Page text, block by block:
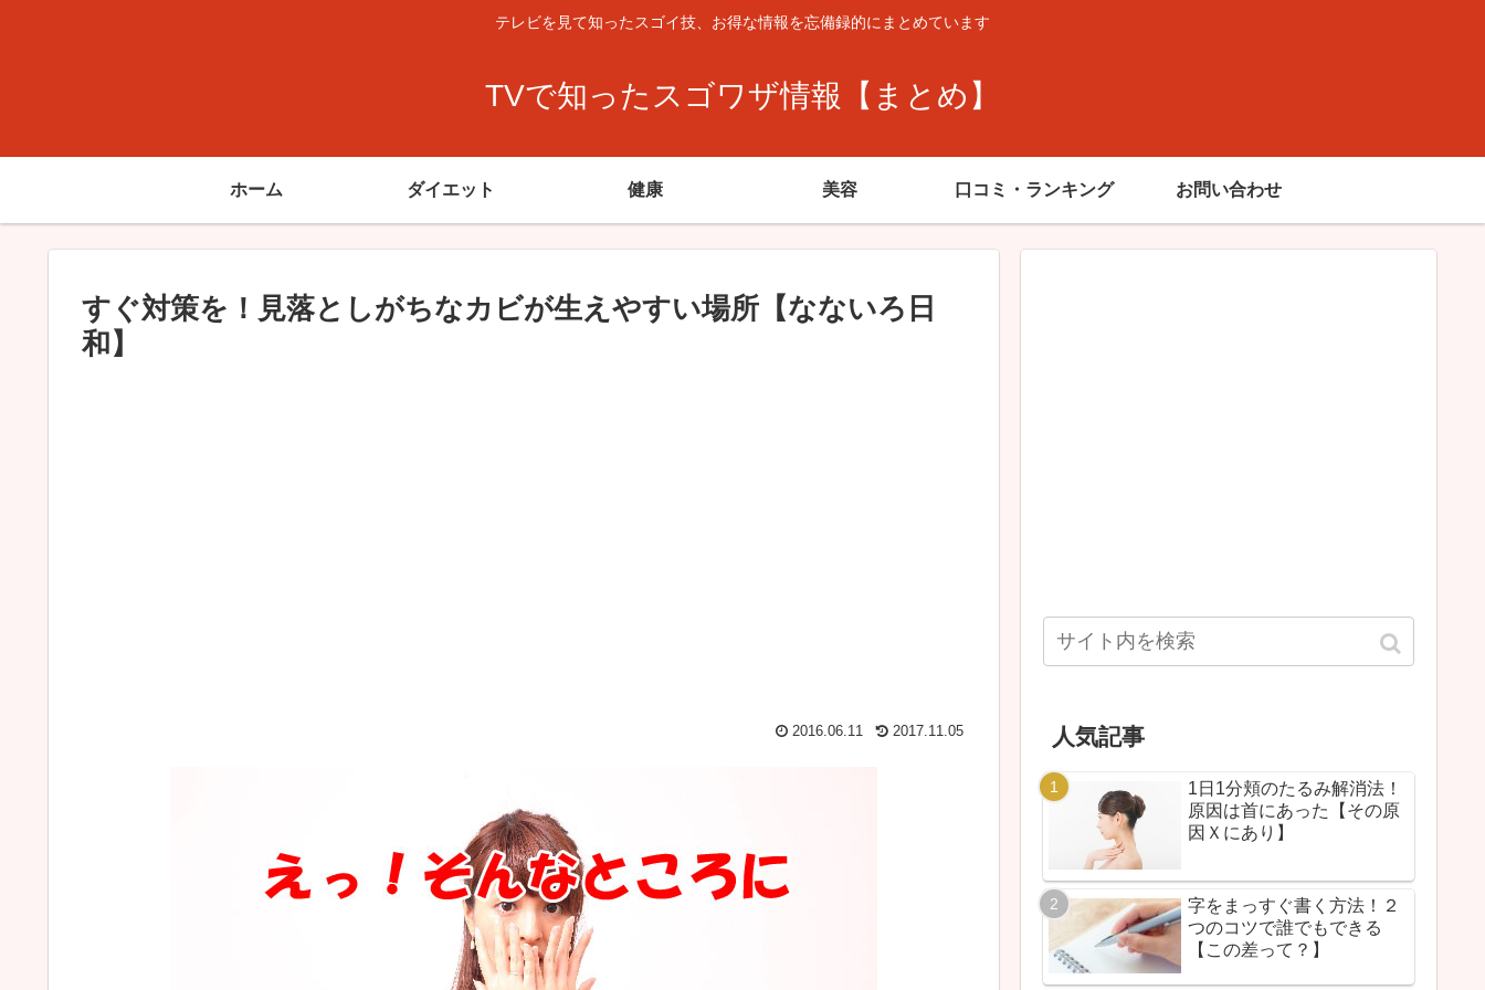
テレビを見て知ったスゴイ技、お得な情報を忘備録的にまとめています
TVで知ったスゴワザ情報【まとめ】
ホーム ダイエット 健康 美容 口コミ・ランキング お問い合わせ
すぐ対策を！見落としがちなカビが生えやすい場所【なないろ日
和】
2017.11.05
2016.06.11 人気記事
1日1分頬のたるみ解消法！
原因は首にあった【その原
因Ｘにあり】
字をまっすぐ書く方法！２
つのコツで誰でもできる
【この差って？】